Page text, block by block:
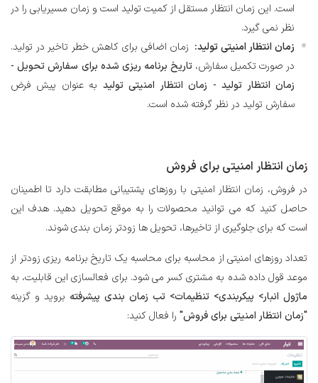
است. این زمان انتظار مستقل از کمیت تولید است و زمان مسیریابی را در
نظر نمی گیرد.
زمان انتظار امنیتی تولید: زمان اضافی برای کاهش خطر تاخیر در تولید.
در صورت تکمیل سفارش، تاریخ برنامه ریزی شده برای سفارش تحویل -
زمان انتظار تولید - زمان انتظار امنیتی تولید به عنوان پیش فرض
سفارش تولید در نظر گرفته شده است.
زمان انتظار امنیتی برای فروش
در فروش، زمان انتظار امنیتی با روزهای پشتیبانی مطابقت دارد تا اطمینان
حاصل کنید که می توانید محصولات را به موقع تحویل دهید. هدف این
است که برای جلوگیری از تاخیرها، تحویل ها زودتر زمان بندی شوند.
تعداد روزهای امنیتی از محاسبه برای محاسبه یک تاریخ برنامه ریزی زودتر از
موعد قول داده شده به مشتری کسر می شود. برای فعالسازی این قابلیت، به
ماژول انبار> پیکربندی> تنظیمات> تب زمان بندی پیشرفته بروید و گزینه
"زمان انتظار امنیتی برای فروش" را فعال کنید: